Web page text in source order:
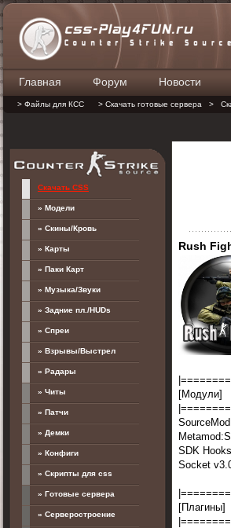
Главная Форум Новости
> Файлы для КСС > Скачать готовые сервера >
Rush
[Модули]
SDK
Socket
[Плагины]
Скачать CSS
» Модели
» Скины/Кровь
» Карты
» Паки Карт
» Музыка/Звуки
» Задние пл./HUDs
» Спреи
» Взрывы/Выстрел
» Радары
» Читы
» Патчи
» Демки
» Конфиги
» Скрипты для css
» Готовые сервера
» Серверостроение